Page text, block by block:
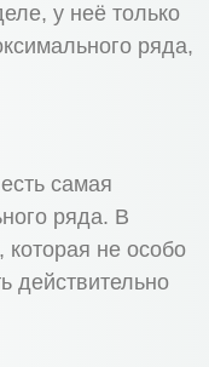
у неё только
ряда,
самая
ряда. В
которая не особо
действительно